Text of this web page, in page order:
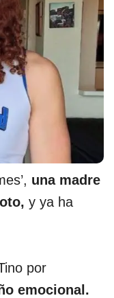
una madre
y ya ha
por
emocional.